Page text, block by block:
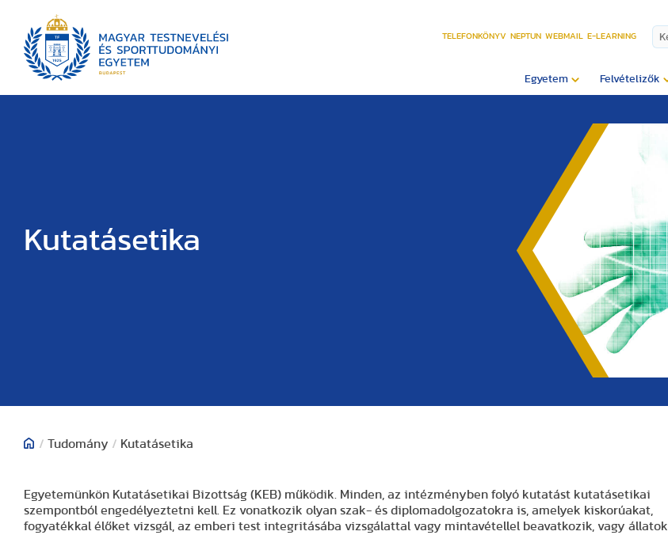
TELEFONKÖNYV NEPTUN WEBMAIL E-LEARNING
Egyetem Felvételizők
Kutatásetika
/ Tudomány / Kutatásetika
Egyetemünkön Kutatásetikai Bizottság (KEB) működik. Minden, az intézményben folyó kutatást kutatásetikai
szempontból engedélyeztetni kell. Ez vonatkozik olyan szak- és diplomadolgozatokra is, amelyek kiskorúakat,
fogyatékkal élőket vizsgál, az emberi test integritásába vizsgálattal vagy mintavétellel beavatkozik, vagy állatok